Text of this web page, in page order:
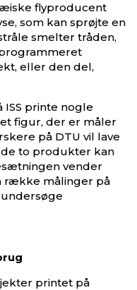
flyproducent
som kan sprøjte en
smelter tråden,
eller den del,
printe nogle
figur, der er måler
på DTU vil lave
de to produkter kan
vender
række målinger på
printet på